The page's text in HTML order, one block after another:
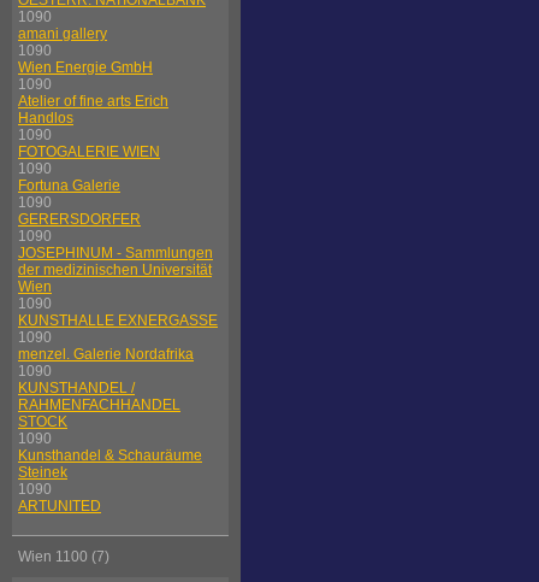
1090
amani gallery
1090
Wien Energie GmbH
1090
Atelier of fine arts Erich
Handlos
1090
FOTOGALERIE WIEN
1090
Fortuna Galerie
1090
GERERSDORFER
1090
JOSEPHINUM - Sammlungen
der medizinischen Universität
Wien
1090
KUNSTHALLE EXNERGASSE
1090
menzel. Galerie Nordafrika
1090
KUNSTHANDEL /
RAHMENFACHHANDEL
STOCK
1090
Kunsthandel & Schauräume
Steinek
1090
ARTUNITED
Wien 1100 (7)